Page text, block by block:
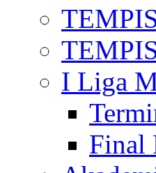
I Liga
Final